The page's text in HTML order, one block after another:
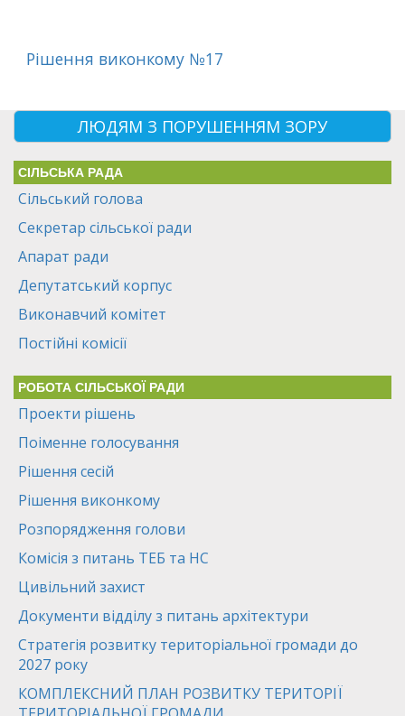
Рішення виконкому №17
ЛЮДЯМ З ПОРУШЕННЯМ ЗОРУ
СІЛЬСЬКА РАДА
Сільський голова
Секретар сільської ради
Апарат ради
Депутатський корпус
Виконавчий комітет
Постійні комісії
РОБОТА СІЛЬСЬКОЇ РАДИ
Проекти рішень
Поіменне голосування
Рішення сесій
Рішення виконкому
Розпорядження голови
Комісія з питань ТЕБ та НС
Цивільний захист
Документи відділу з питань архітектури
Стратегія розвитку територіальної громади до
2027 року
КОМПЛЕКСНИЙ ПЛАН РОЗВИТКУ ТЕРИТОРІЇ